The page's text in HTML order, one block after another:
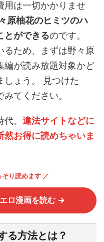
用は一切かかりませ
原柚花のヒミツのハ
とができるのです。
るため、まずは野々原
編が読み放題対象かど
しょう。 見つけた
てください。
、 違法サイトなどに
然お得に読めちゃいま
り読めます ／
ロ漫画を読む →
る方法とは？